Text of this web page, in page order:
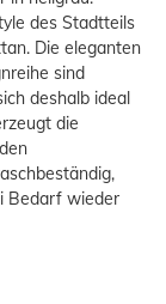
des Stadtteils
Die eleganten
sind
deshalb ideal
die
Bedarf wieder